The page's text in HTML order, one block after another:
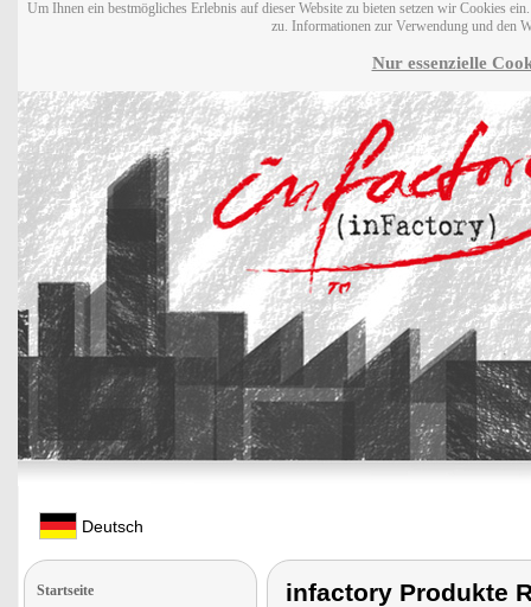
Um Ihnen ein bestmögliches Erlebnis auf dieser Website zu bieten setzen wir Cookies
zu. Informationen zur Verwendung und den
Nur essenzielle
Deutsch
Startseite infactory Produkte